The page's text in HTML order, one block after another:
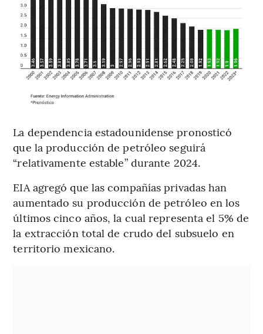
La dependencia estadounidense pronosticó
que la producción de petróleo seguirá
“relativamente estable” durante 2024.
EIA agregó que las compañías privadas han
aumentado su producción de petróleo en los
últimos cinco años, la cual representa el 5% de
la extracción total de crudo del subsuelo en
territorio mexicano.